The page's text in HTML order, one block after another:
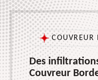
COUVREUR
Des
Couvreur